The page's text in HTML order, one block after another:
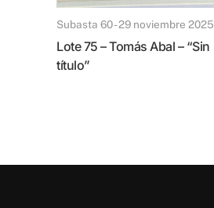
Subasta 60 - 29 noviembre 2025
Lote 75 – Tomás Abal – “Sin
título”